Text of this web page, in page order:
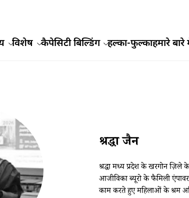
विशेष कैपेसिटी बिल्डिंग हल्का-फुल्काहमारे बारे
श्रद्धा जैन
श्रद्धा मध्य प्रदेश के खरगोन ज़िले
आजीविका ब्यूरो के फैमिली
काम करते हुए महिलाओं के श्रम